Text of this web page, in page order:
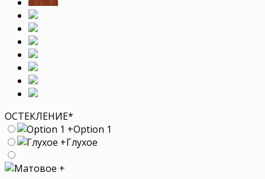
ОСТЕКЛЕНИЕ*
+Option 1
+Глухое
+